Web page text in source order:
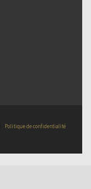
Politique de confidentialité